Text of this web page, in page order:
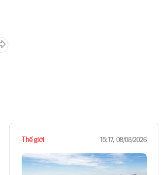
Thế giới 15:17, 08/08/2026